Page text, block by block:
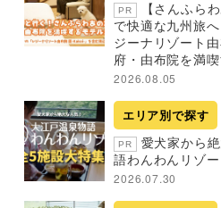
PR
【さんふら
で快適な九州旅
ジーナリゾート
府・由布院を満
2026.08.05
エリア別で探す
PR
愛犬家から
語わんわんリゾ
2026.07.30